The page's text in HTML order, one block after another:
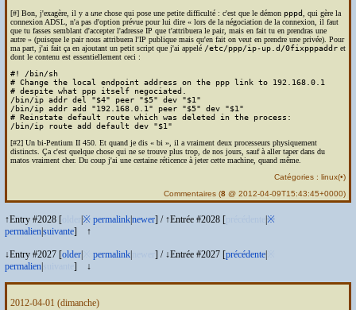
[#] Bon, j'exagère, il y a unechose qui pose une petite difficulté : c'est que le démon pppd , qui gère la
connexion ADSL, n'a pas d'option prévue pour lui dire
lors de la négociation de la connexion, il faut
que tu fasses semblant d'accepter l'adresse IP que t'attribuera le pair, mais en fait tu en prendras une
autre
(puisque le pair nous attribuera l'IP publique mais qu'en fait on veut en prendre une privée). Pour
ma part, j'ai fait ça en ajoutant un petit script que j'ai appelé /etc/ppp/ip-up.d/0fixpppaddret
dont le contenu est essentiellement ceci :
#! /bin/sh
# Change the local endpoint address on the ppp link to 192.168.0.1
# despite what ppp itself negociated.
/bin/ip addr del "$4" peer "$5" dev "$1"
/bin/ip addr add "192.168.0.1" peer "$5" dev "$1"
# Reinstate default route which was deleted in the process:
/bin/ip route add default dev "$1"
[#2] Un bi-Pentium II 450. Et quand je dis
bi
, il a vraiment deux processeurs physiquement
distincts. Ça c'est quelque chose qui ne se trouve plus trop, de nos jours, sauf à aller taper dans du
matos vraiment cher. Du coup j'ai une certaine réticence à jeter cette machine, quand même.
Catégories :linux(•)
Commentaires (8 @ 2012-04-09T15:43:45+0000)
↑Entry #2028 [ ※ permalinknewer] / ↑Entrée #2028 [
※
permaliensuivante] ↑
↓Entry #2027 [older permalink ] / ↓Entrée #2027 [précédente
permalien
] ↓
2012-04-01 (dimanche)